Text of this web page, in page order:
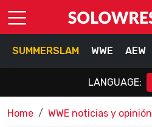
SUMMERSLAM WWE AEW
LANGUAGE:
Home WWE noticias y opinión